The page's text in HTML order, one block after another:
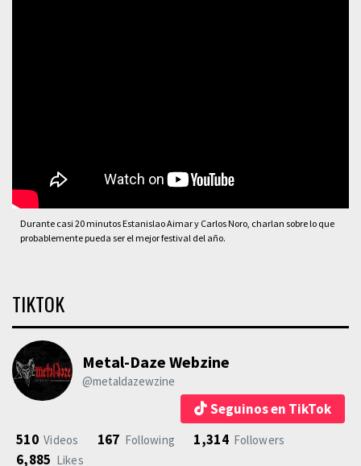
Durante casi 20 minutos Estanislao Aimar y Carlos Noro, charlan sobre lo que
probablemente pueda ser el mejor festival del año.
TIKTOK
Metal-Daze Webzine
@metaldazewzine
Seguinos en TikTok
510 Videos 167 Following 1,314 Followers
6,885 Likes